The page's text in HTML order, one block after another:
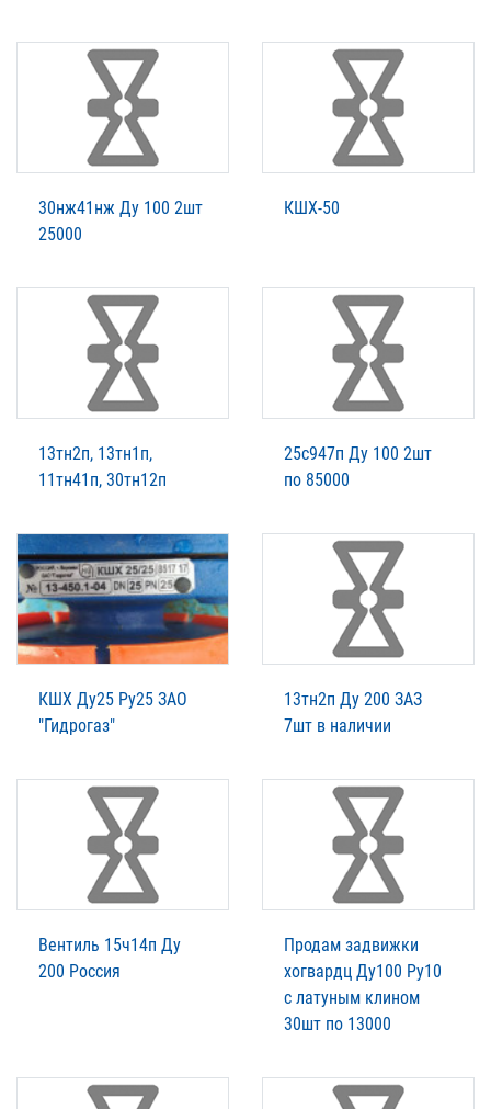
30нж41нж Ду 100 2шт
25000
КШХ-50
13тн2п, 13тн1п,
11тн41п, 30тн12п
25с947п Ду 100 2шт
по 85000
КШХ Ду25 Ру25 ЗАО
"Гидрогаз"
13тн2п Ду 200 ЗАЗ
7шт в наличии
Вентиль 15ч14п Ду
200 Россия
Продам задвижки
хогвардц Ду100 Ру10
с латуным клином
30шт по 13000